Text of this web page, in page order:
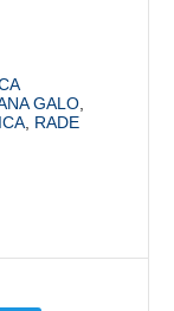
GALO,
, RADE